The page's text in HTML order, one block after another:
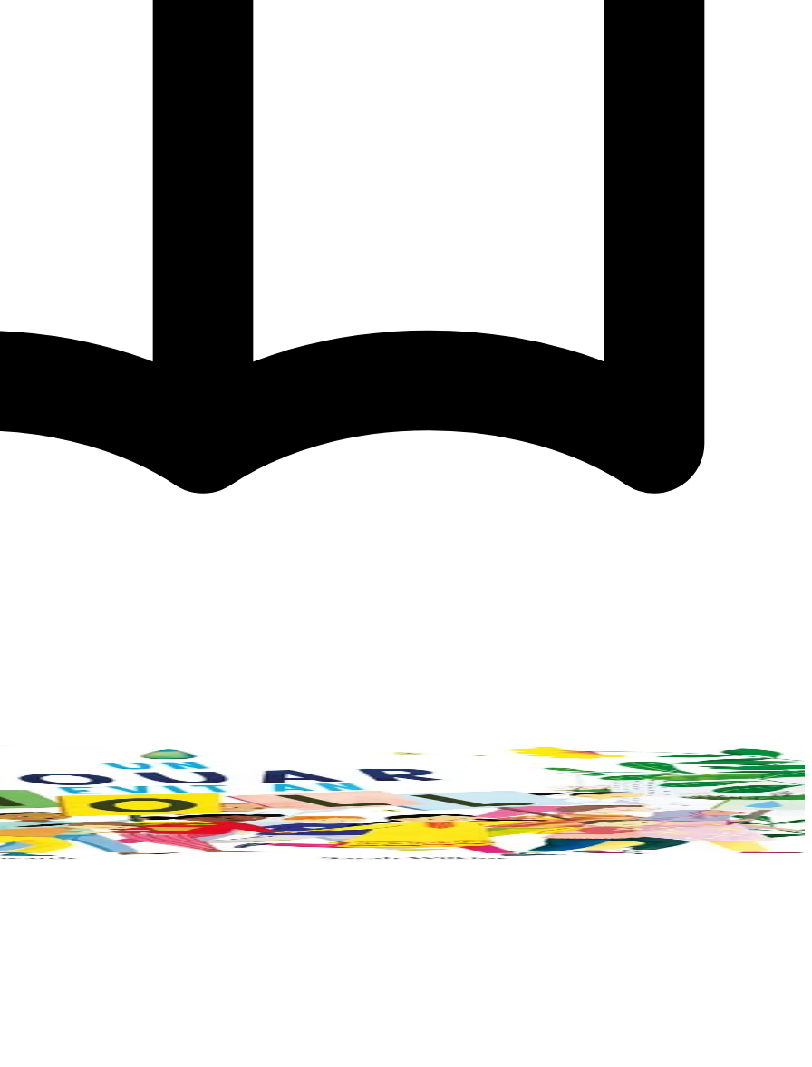
ouzhin hag ouzhit. Reiñ da gompren gwelloc’h efedoù Mab-den war hor planedenn a ra al levr kaer-mañ....